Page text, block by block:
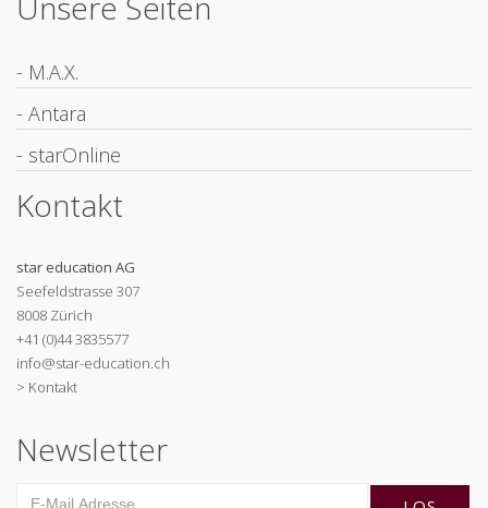
- M.A.X.
- Antara
- starOnline
Kontakt
star education AG
Seefeldstrasse 307
8008 Zürich
+41 (0)44 3835577
info@star-education.ch
> Kontakt
Newsletter